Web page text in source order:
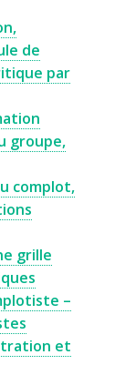
de
par
groupe,
complot,
grille
–
et